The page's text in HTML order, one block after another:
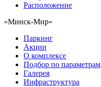
Расположение
«Минск-Мир»
Паркинг
Акции
О комплексе
Подбор по параметрам
Галерея
Инфраструктура